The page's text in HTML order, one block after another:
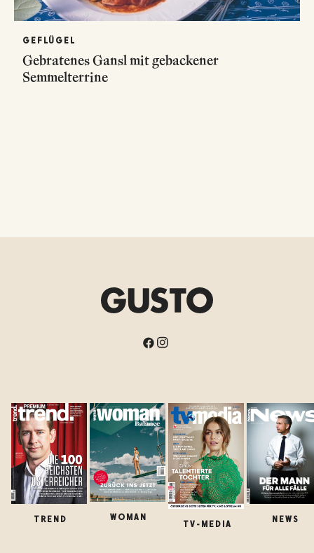
GEFLÜGEL
Gebratenes Gansl mit gebackener
Semmelterrine
TREND WOMAN
TV-MEDIA
NEWS